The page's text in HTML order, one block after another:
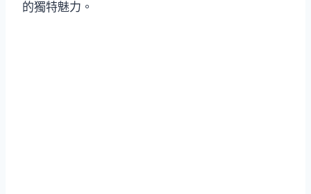
的獨特魅力。